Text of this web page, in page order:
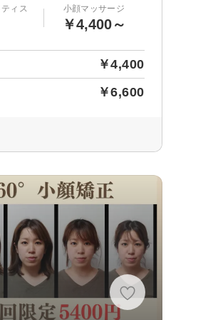
ィス 小顔マッサージ
￥4,400～
￥4,400
￥6,600